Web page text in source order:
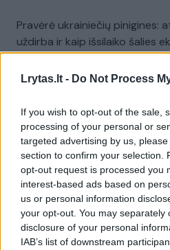
Lrytas.lt - Do Not Process
If you wish to opt-out of the sale,
processing of your personal or
targeted advertising by us,
section to confirm your selection.
opt-out request is processed you
interest-based ads based on
us or personal information
your opt-out. You may separately
disclosure of your personal
IAB’s list of downstream
Pravėrė ukrainiečių pinigines:
uždirba ir kaip išsilaiko šalies
Visi
Žiūrimiausi
Vaizdai iš tragiškos avarijos
vaiko gyvybių išgelbėti